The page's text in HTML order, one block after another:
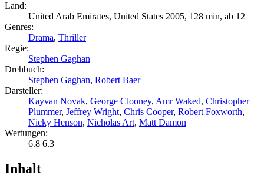
Land:
United Arab Emirates, United States 2005, 128 min, ab 12
Genres:
Drama, Thriller
Regie:
Stephen Gaghan
Drehbuch:
Stephen Gaghan, Robert Baer
Darsteller:
Kayvan Novak, George Clooney, Amr Waked, Christopher
Plummer, Jeffrey Wright, Chris Cooper, Robert Foxworth,
Nicky Henson, Nicholas Art, Matt Damon
Wertungen:
6.8 6.3
Inhalt